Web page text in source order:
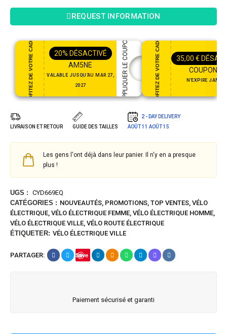
REQUEST INFORMATION
PROFITEZ DE VOTRE CADEAU 20% DÉSACTIVÉ
AM5NE
VALABLE JUSQU'AU MAR 27,
2027
APPLIQUER LE COUPON PROFITEZ DE VOTRE CADEAU 35,00 €
COUPON35
N'EXPIRE
LIVRAISON ET RETOUR GUIDE DES TAILLES
2 - DAY DELIVERY
AOÛT 11 AOÛT 15
Les gens l'ont déjà dans leur panier. Il n'y en a presque
plus !
UGS : CYD669EQ
CATÉGORIES : NOUVEAUTÉS, PROMOTIONS, TOP VENTES, VÉLO
ÉLECTRIQUE, VÉLO ÉLECTRIQUE FEMME, VÉLO ÉLECTRIQUE HOMME,
VÉLO ÉLECTRIQUE VILLE, VÉLO ROUTE ÉLECTRIQUE
ÉTIQUETER: VÉLO ÉLECTRIQUE VILLE
PARTAGER: Save
Paiement sécurisé et garanti